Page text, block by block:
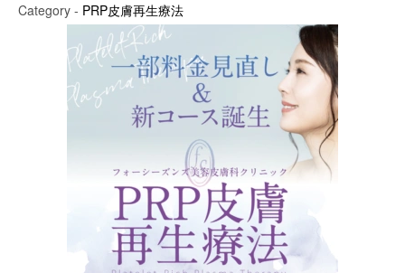
Category - PRP皮膚再生療法